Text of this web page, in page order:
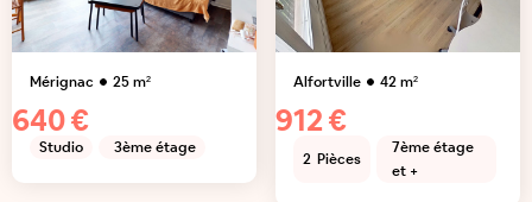
Mérignac 25m²
640 €
Studio 3ème étage
Alfortville 42m²
912 €
2 Pièces
7ème étage
et +